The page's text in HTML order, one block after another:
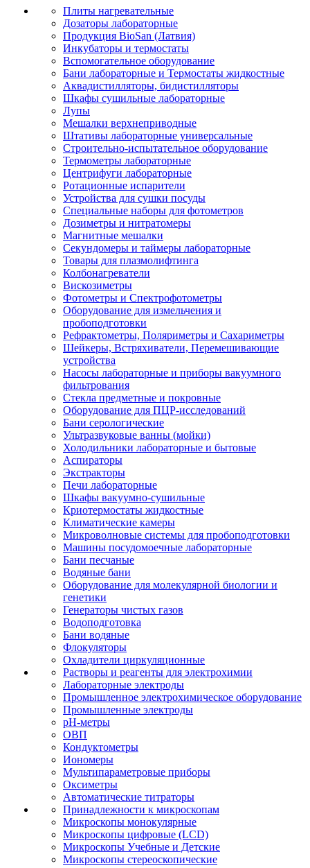
Плиты нагревательные
Дозаторы лабораторные
Продукция BioSan (Латвия)
Инкубаторы и термостаты
Вспомогательное оборудование
Бани лабораторные и Термостаты жидкостные
Аквадистилляторы, бидистилляторы
Шкафы сушильные лабораторные
Лупы
Мешалки верхнеприводные
Штативы лабораторные универсальные
Строительно-испытательное оборудование
Термометры лабораторные
Центрифуги лабораторные
Ротационные испарители
Устройства для сушки посуды
Специальные наборы для фотометров
Дозиметры и нитратомеры
Магнитные мешалки
Секундомеры и таймеры лабораторные
Товары для плазмолифтинга
Колбонагреватели
Вискозиметры
Фотометры и Спектрофотометры
Оборудование для измельчения и
пробоподготовки
Рефрактометры, Поляриметры и Сахариметры
Шейкеры, Встряхиватели, Перемешивающие
устройства
Насосы лабораторные и приборы вакуумного
фильтрования
Стекла предметные и покровные
Оборудование для ПЦР-исследований
Бани серологические
Ультразвуковые ванны (мойки)
Холодильники лабораторные и бытовые
Аспираторы
Экстракторы
Печи лабораторные
Шкафы вакуумно-сушильные
Криотермостаты жидкостные
Климатические камеры
Микроволновые системы для пробоподготовки
Машины посудомоечные лабораторные
Бани песчаные
Водяные бани
Оборудование для молекулярной биологии и
генетики
Генераторы чистых газов
Водоподготовка
Бани водяные
Флокуляторы
Охладители циркуляционные
Растворы и реагенты для электрохимии
Лабораторные электроды
Промышленное электрохимическое оборудование
Промышленные электроды
pH-метры
ОВП
Кондуктометры
Иономеры
Мультипараметровые приборы
Оксиметры
Автоматические титраторы
Принадлежности к микроскопам
Микроскопы монокулярные
Микроскопы цифровые (LCD)
Микроскопы Учебные и Детские
Микроскопы стереоскопические